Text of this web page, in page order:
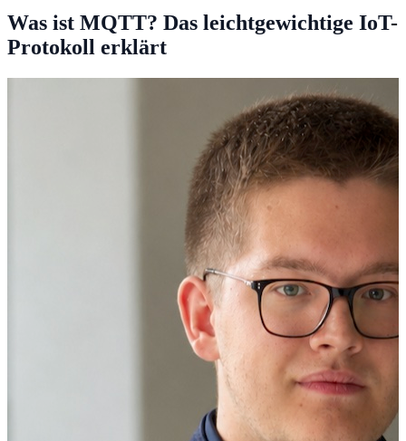
Was ist MQTT? Das leichtgewichtige IoT-
Protokoll erklärt